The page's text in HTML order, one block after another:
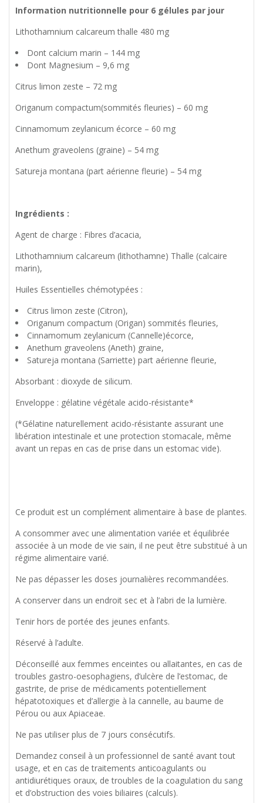
Information nutritionnelle pour 6 gélules par jour
Lithothamnium calcareum thalle 480 mg
Dont calcium marin – 144 mg
Dont Magnesium – 9,6 mg
Citrus limon zeste – 72 mg
Origanum compactum(sommités fleuries) – 60 mg
Cinnamomum zeylanicum écorce – 60 mg
Anethum graveolens (graine) – 54 mg
Satureja montana (part aérienne fleurie) – 54 mg
Ingrédients :
Agent de charge : Fibres d’acacia,
Lithothamnium calcareum (lithothamne) Thalle (calcaire
marin),
Huiles Essentielles chémotypées :
Citrus limon zeste (Citron),
Origanum compactum (Origan) sommités fleuries,
Cinnamomum zeylanicum (Cannelle)écorce,
Anethum graveolens (Aneth) graine,
Satureja montana (Sarriette) part aérienne fleurie,
Absorbant : dioxyde de silicum.
Enveloppe : gélatine végétale acido-résistante*
(*Gélatine naturellement acido-résistante assurant une
libération intestinale et une protection stomacale, même
avant un repas en cas de prise dans un estomac vide).
Ce produit est un complément alimentaire à base de plantes.
A consommer avec une alimentation variée et équilibrée
associée à un mode de vie sain, il ne peut être substitué à un
régime alimentaire varié.
Ne pas dépasser les doses journalières recommandées.
A conserver dans un endroit sec et à l’abri de la lumière.
Tenir hors de portée des jeunes enfants.
Réservé à l’adulte.
Déconseillé aux femmes enceintes ou allaitantes, en cas de
troubles gastro-oesophagiens, d’ulcère de l’estomac, de
gastrite, de prise de médicaments potentiellement
hépatotoxiques et d’allergie à la cannelle, au baume de
Pérou ou aux Apiaceae.
Ne pas utiliser plus de 7 jours consécutifs.
Demandez conseil à un professionnel de santé avant tout
usage, et en cas de traitements anticoagulants ou
antidiurétiques oraux, de troubles de la coagulation du sang
et d’obstruction des voies biliaires (calculs).